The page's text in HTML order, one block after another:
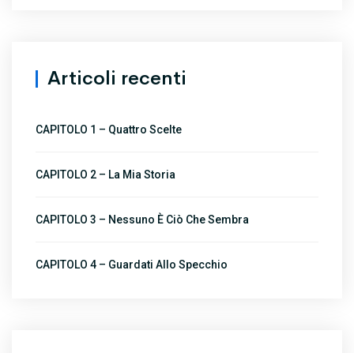
Articoli recenti
CAPITOLO 1 – Quattro Scelte
CAPITOLO 2 – La Mia Storia
CAPITOLO 3 – Nessuno È Ciò Che Sembra
CAPITOLO 4 – Guardati Allo Specchio